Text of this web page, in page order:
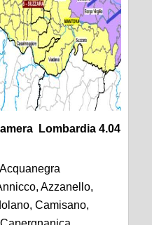
Lombardia 4.04
Azzanello,
Camisano,